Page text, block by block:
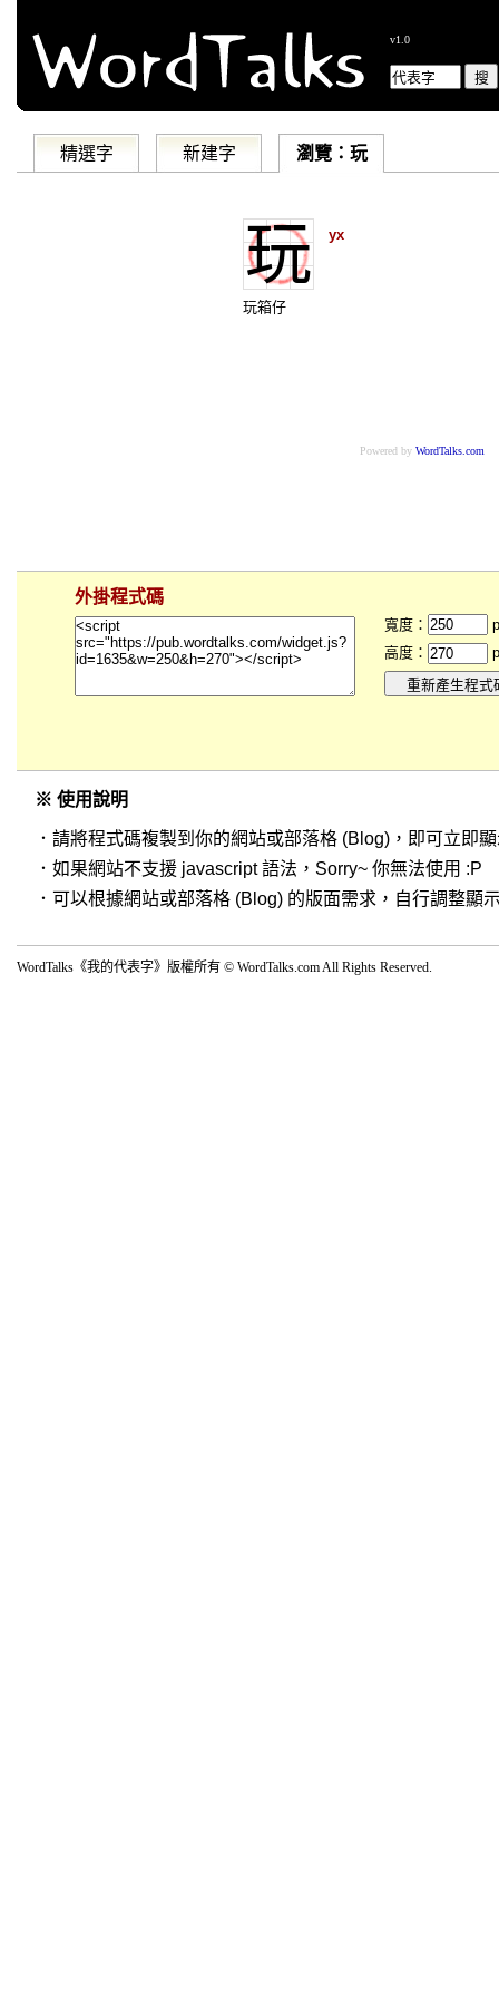
v1.0
精選字 新建字 瀏覽：玩
外掛程式碼
寬度：
高度：
※ 使用說明
．請將程式碼複製到你的網站或部落格 (Blog)，即可立即
．如果網站不支援 javascript 語法，Sorry~ 你無法使用 :P
．可以根據網站或部落格 (Blog) 的版面需求，自行調整顯
WordTalks《我的代表字》版權所有 © WordTalks.com All Rights Reserved.